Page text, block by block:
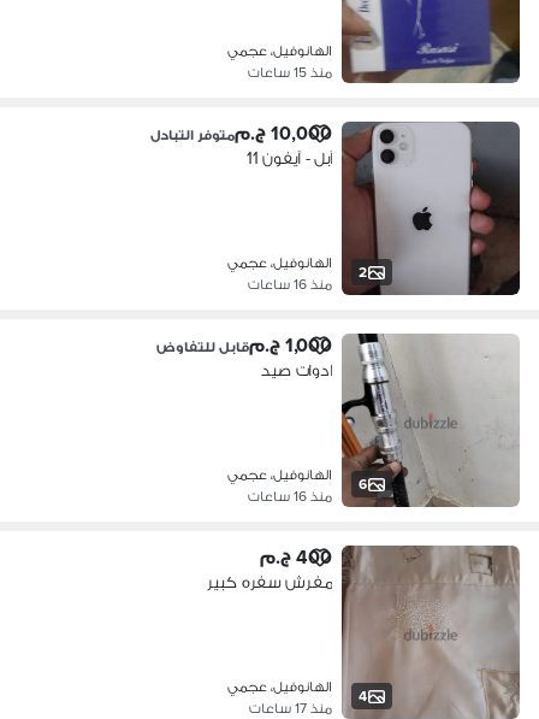
الهانوفيل، عجمي
منذ 15 ساعات
2
10,000 ج.م متوفر التبادل
آبل - آيفون 11
الهانوفيل، عجمي
منذ 16 ساعات
6
1,000 ج.م قابل للتفاوض
ادوات صيد
الهانوفيل، عجمي
منذ 16 ساعات
4
400 ج.م
مفرش سفره كبير
الهانوفيل، عجمي
منذ 17 ساعات